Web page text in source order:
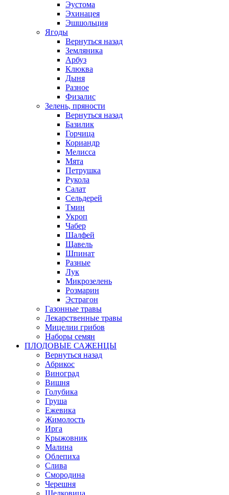
Эустома
Эхинацея
Эшшольция
Ягоды
Вернуться назад
Земляника
Арбуз
Клюква
Дыня
Разное
Физалис
Зелень, пряности
Вернуться назад
Базилик
Горчица
Кориандр
Мелисса
Мята
Петрушка
Рукола
Салат
Сельдерей
Тмин
Укроп
Чабер
Шалфей
Щавель
Шпинат
Разные
Лук
Микрозелень
Розмарин
Эстрагон
Газонные травы
Лекарственные травы
Мицелии грибов
Наборы семян
ПЛОДОВЫЕ САЖЕНЦЫ
Вернуться назад
Абрикос
Виноград
Вишня
Голубика
Груша
Ежевика
Жимолость
Ирга
Крыжовник
Малина
Облепиха
Слива
Смородина
Черешня
Шелковица